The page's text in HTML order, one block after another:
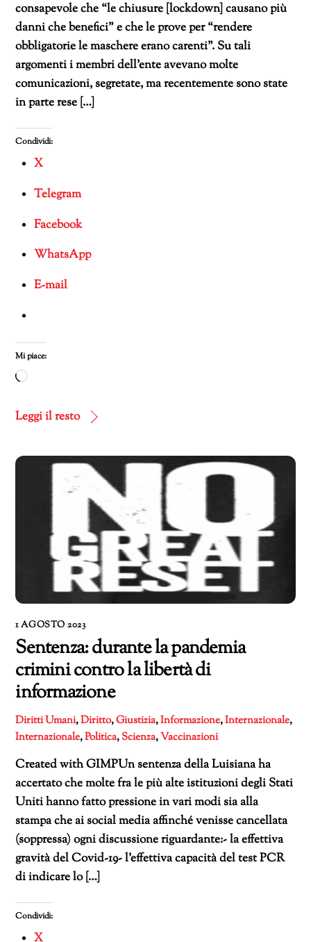
consapevole che “le chiusure [lockdown] causano più
danni che benefici” e che le prove per “rendere
obbligatorie le maschere erano carenti”. Su tali
argomenti i membri dell’ente avevano molte
comunicazioni, segretate, ma recentemente sono state
in parte rese […]
Condividi:
X
Telegram
Facebook
WhatsApp
E-mail
Mi piace:
Caricamento
corso…
Leggi il resto
1 AGOSTO 2023
Sentenza: durante la pandemia
crimini contro la libertà di
informazione
Diritti Umani,Diritto,Giustizia,Informazione,Internazionale,
Internazionale,Politica,Scienza,Vaccinazioni
Created with GIMPUn sentenza della Luisiana ha
accertato che molte fra le più alte istituzioni degli Stati
Uniti hanno fatto pressione in vari modi sia alla
stampa che ai social media affinché venisse cancellata
(soppressa) ogni discussione riguardante:- la effettiva
gravità del Covid-19- l’effettiva capacità del test PCR
di indicare lo […]
Condividi:
X